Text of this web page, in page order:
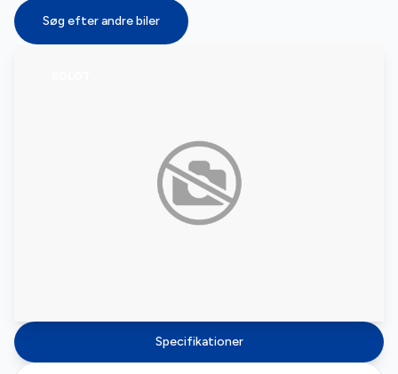
Specifikationer
Søg efter andre biler